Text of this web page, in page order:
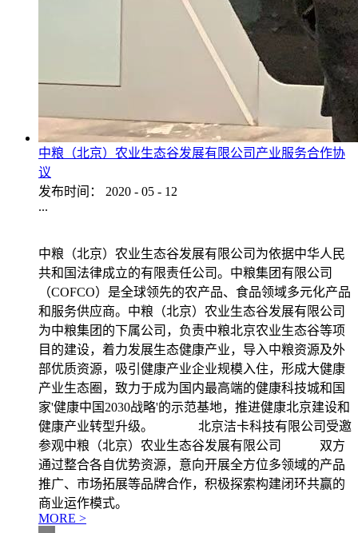
中粮（北京）农业生态谷发展有限公司产业服务合作协
议
发布时间：
2020 - 05 - 12
...
中粮（北京）农业生态谷发展有限公司为依据中华人民
共和国法律成立的有限责任公司。中粮集团有限公司
（COFCO）是全球领先的农产品、食品领域多元化产品
和服务供应商。中粮（北京）农业生态谷发展有限公司
为中粮集团的下属公司，负责中粮北京农业生态谷等项
目的建设，着力发展生态健康产业，导入中粮资源及外
部优质资源，吸引健康产业企业规模入住，形成大健康
产业生态圈，致力于成为国内最高端的健康科技城和国
家'健康中国2030战略'的示范基地，推进健康北京建设和
健康产业转型升级。 北京洁卡科技有限公司受邀
参观中粮（北京）农业生态谷发展有限公司 双方
通过整合各自优势资源，意向开展全方位多领域的产品
推广、市场拓展等品牌合作，积极探索构建闭环共赢的
商业运作模式。
MORE >